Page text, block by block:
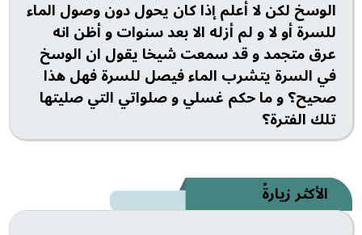
الأكثر زيارةً
الوسخ لكن لا أعلم إذا كان يحول دون وصول الماء
للسرة أو لا و لم أزله الا بعد سنوات و أظن انه
عرق متجمد و قد سمعت شيخا يقول ان الوسخ
في السرة يتشرب الماء فيصل للسرة فهل هذا
صحيح؟ و ما حكم غسلي و صلواتي التي صليتها
تلك الفترة؟